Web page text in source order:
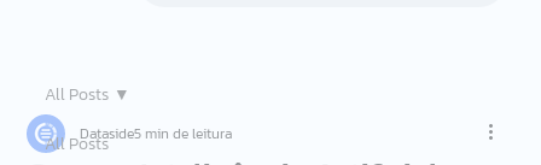
All Posts
All Posts
Dataside5 min de leitura